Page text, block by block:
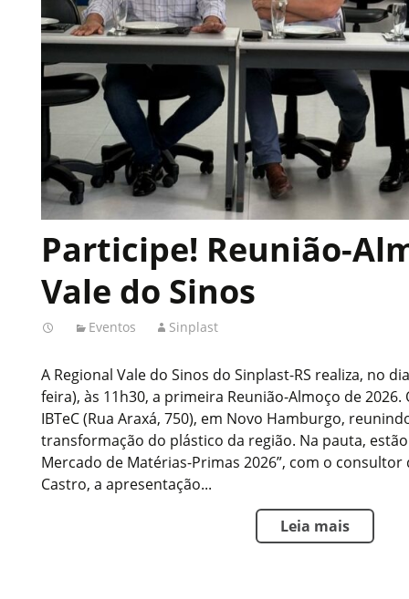
Participe! Reunião-
Vale do Sinos
Eventos Sinplast
A Regional Vale do Sinos do Sinplast-RS realiza, no
feira), às 11h30, a primeira Reunião-Almoço de
IBTeC (Rua Araxá, 750), em Novo Hamburgo,
transformação do plástico da região. Na pauta,
Mercado de Matérias-Primas 2026”, com o consultor
Castro, a apresentação...
Leia mais